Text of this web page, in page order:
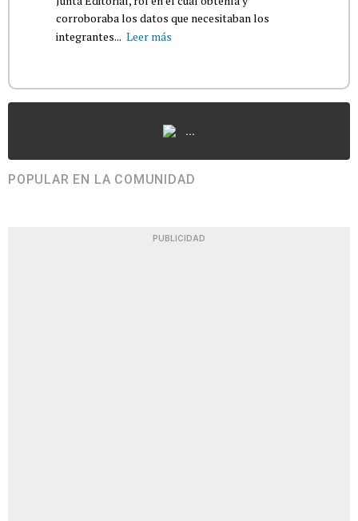
corroboraba los datos que necesitaban los
integrantes... Leer más
...
POPULAR EN LA COMUNIDAD
PUBLICIDAD